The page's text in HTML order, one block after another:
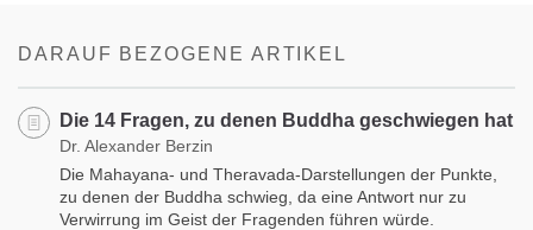
DARAUF BEZOGENE ARTIKEL
Die 14 Fragen, zu denen Buddha geschwiegen hat
Dr. Alexander Berzin
Die Mahayana- und Theravada-Darstellungen der Punkte,
zu denen der Buddha schwieg, da eine Antwort nur zu
Verwirrung im Geist der Fragenden führen würde.